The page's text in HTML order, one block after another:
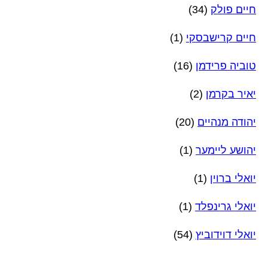
חיים פולק (34)
חיים קרישבסקי (1)
טוביה פרידמן (16)
יאיר בקרמן (2)
יהודה מנהיים (20)
יהושע ליימער (1)
יואלי ברוין (1)
יואלי גרינפלד (1)
יואלי דוידוביץ (54)